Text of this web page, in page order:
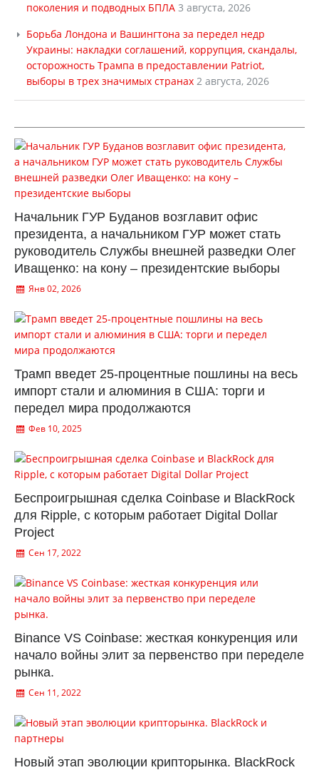
поколения и подводных БПЛА 3 августа, 2026
Борьба Лондона и Вашингтона за передел недр
Украины: накладки соглашений, коррупция, скандалы,
осторожность Трампа в предоставлении Patriot,
выборы в трех значимых странах 2 августа, 2026
Начальник ГУР Буданов возглавит офис
президента, а начальником ГУР может стать
руководитель Службы внешней разведки Олег
Иващенко: на кону – президентские выборы
Янв 02, 2026
Трамп введет 25-процентные пошлины на весь
импорт стали и алюминия в США: торги и
передел мира продолжаются
Фев 10, 2025
Беспроигрышная сделка Coinbase и BlackRock
для Ripple, с которым работает Digital Dollar
Project
Сен 17, 2022
Binance VS Coinbase: жесткая конкуренция или
начало войны элит за первенство при переделе
рынка.
Сен 11, 2022
Новый этап эволюции крипторынка. BlackRock